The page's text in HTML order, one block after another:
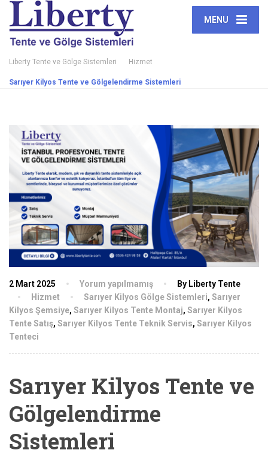
MENU
Liberty Tente ve Gölge Sistemleri Hizmet
Sarıyer Kilyos Tente ve Gölgelendirme Sistemleri
2 Mart 2025 Yorum yapılmamış
By Liberty Tente
Hizmet
Sarıyer Kilyos Gölge Sistemleri, Sarıyer
Kilyos Şemsiye, Sarıyer Kilyos Tente Montaj, Sarıyer Kilyos
Tente Satış, Sarıyer Kilyos Tente Teknik Servis, Sarıyer Kilyos
Tenteci
Sarıyer Kilyos Tente ve
Gölgelendirme
Sistemleri